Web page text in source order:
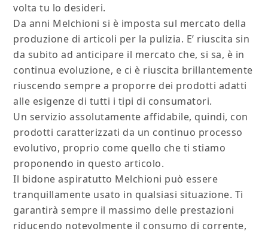
volta tu lo desideri.
Da anni Melchioni si è imposta sul mercato della
produzione di articoli per la pulizia. E’ riuscita sin
da subito ad anticipare il mercato che, si sa, è in
continua evoluzione, e ci è riuscita brillantemente
riuscendo sempre a proporre dei prodotti adatti
alle esigenze di tutti i tipi di consumatori.
Un servizio assolutamente affidabile, quindi, con
prodotti caratterizzati da un continuo processo
evolutivo, proprio come quello che ti stiamo
proponendo in questo articolo.
Il bidone aspiratutto Melchioni può essere
tranquillamente usato in qualsiasi situazione. Ti
garantirà sempre il massimo delle prestazioni
riducendo notevolmente il consumo di corrente,